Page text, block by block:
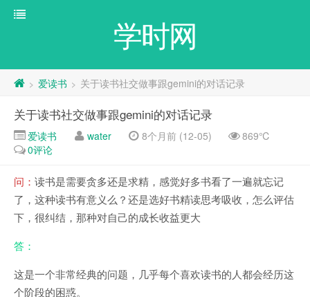
学时网
> 爱读书 > 关于读书社交做事跟gemini的对话记录
关于读书社交做事跟gemini的对话记录
爱读书 water 8个月前 (12-05)
869℃
0评论
问： 读书是需要贪多还是求精，感觉好多书看了一遍就忘记
了，这种读书有意义么？还是选好书精读思考吸收，怎么评估
下，很纠结，那种对自己的成长收益更大
答：
这是一个非常经典的问题，几乎每个喜欢读书的人都会经历这
个阶段的困惑。